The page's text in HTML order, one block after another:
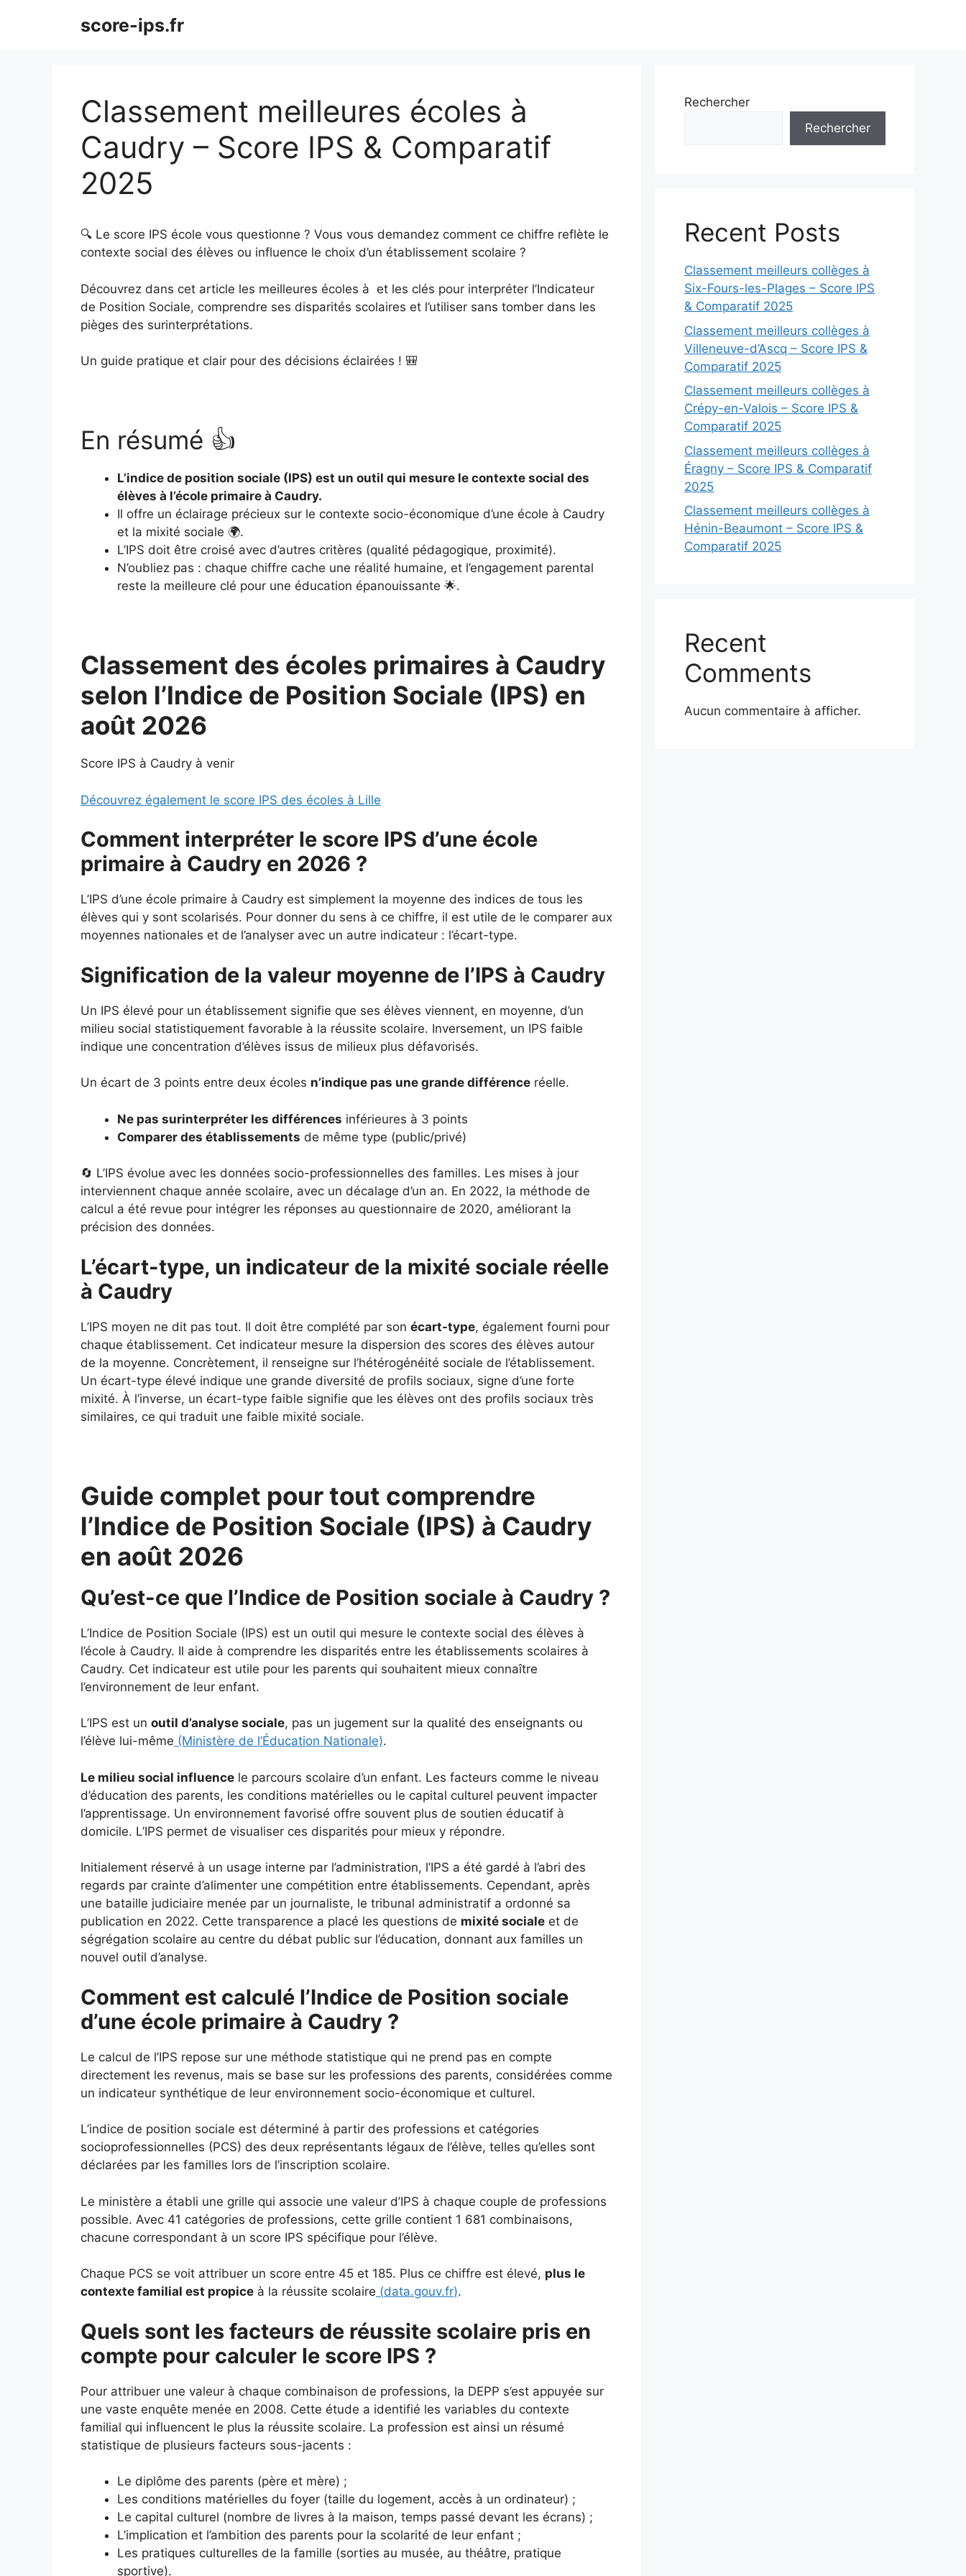
score-ips.fr
Classement meilleures écoles à
Caudry – Score IPS & Comparatif
2025
🔍 Le score IPS école vous questionne ? Vous vous demandez comment ce chiffre reflète le
contexte social des élèves ou influence le choix d’un établissement scolaire ?
Découvrez dans cet article les meilleures écoles à et les clés pour interpréter l’Indicateur
de Position Sociale, comprendre ses disparités scolaires et l’utiliser sans tomber dans les
pièges des surinterprétations.
Un guide pratique et clair pour des décisions éclairées ! 🎒
En résumé 👍
L’indice de position sociale (IPS) est un outil qui mesure le contexte social des
élèves à l’école primaire à Caudry.
Il offre un éclairage précieux sur le contexte socio-économique d’une école à Caudry
et la mixité sociale 🌍.
L’IPS doit être croisé avec d’autres critères (qualité pédagogique, proximité).
N’oubliez pas : chaque chiffre cache une réalité humaine, et l’engagement parental
reste la meilleure clé pour une éducation épanouissante 🌟.
Classement des écoles primaires à Caudry
selon l’Indice de Position Sociale (IPS) en
août 2026
Score IPS à Caudry à venir
Découvrez également le score IPS des écoles à Lille
Comment interpréter le score IPS d’une école
primaire à Caudry en 2026 ?
L’IPS d’une école primaire à Caudry est simplement la moyenne des indices de tous les
élèves qui y sont scolarisés. Pour donner du sens à ce chiffre, il est utile de le comparer aux
moyennes nationales et de l’analyser avec un autre indicateur : l’écart-type.
Signification de la valeur moyenne de l’IPS à Caudry
Un IPS élevé pour un établissement signifie que ses élèves viennent, en moyenne, d’un
milieu social statistiquement favorable à la réussite scolaire. Inversement, un IPS faible
indique une concentration d’élèves issus de milieux plus défavorisés.
Un écart de 3 points entre deux écoles n’indique pas une grande différence réelle.
Ne pas surinterpréter les différences inférieures à 3 points
Comparer des établissements de même type (public/privé)
🔄 L’IPS évolue avec les données socio-professionnelles des familles. Les mises à jour
interviennent chaque année scolaire, avec un décalage d’un an. En 2022, la méthode de
calcul a été revue pour intégrer les réponses au questionnaire de 2020, améliorant la
précision des données.
L’écart-type, un indicateur de la mixité sociale réelle
à Caudry
L’IPS moyen ne dit pas tout. Il doit être complété par son écart-type, également fourni pour
chaque établissement. Cet indicateur mesure la dispersion des scores des élèves autour
de la moyenne. Concrètement, il renseigne sur l’hétérogénéité sociale de l’établissement.
Un écart-type élevé indique une grande diversité de profils sociaux, signe d’une forte
mixité. À l’inverse, un écart-type faible signifie que les élèves ont des profils sociaux très
similaires, ce qui traduit une faible mixité sociale.
Guide complet pour tout comprendre
l’Indice de Position Sociale (IPS) à Caudry
en août 2026
Qu’est-ce que l’Indice de Position sociale à Caudry ?
L’Indice de Position Sociale (IPS) est un outil qui mesure le contexte social des élèves à
l’école à Caudry. Il aide à comprendre les disparités entre les établissements scolaires à
Caudry. Cet indicateur est utile pour les parents qui souhaitent mieux connaître
l’environnement de leur enfant.
L’IPS est un outil d’analyse sociale, pas un jugement sur la qualité des enseignants ou
l’élève lui-même (Ministère de l’Éducation Nationale).
Le milieu social influence le parcours scolaire d’un enfant. Les facteurs comme le niveau
d’éducation des parents, les conditions matérielles ou le capital culturel peuvent impacter
l’apprentissage. Un environnement favorisé offre souvent plus de soutien éducatif à
domicile. L’IPS permet de visualiser ces disparités pour mieux y répondre.
Initialement réservé à un usage interne par l’administration, l’IPS a été gardé à l’abri des
regards par crainte d’alimenter une compétition entre établissements. Cependant, après
une bataille judiciaire menée par un journaliste, le tribunal administratif a ordonné sa
publication en 2022. Cette transparence a placé les questions de mixité sociale et de
ségrégation scolaire au centre du débat public sur l’éducation, donnant aux familles un
nouvel outil d’analyse.
Comment est calculé l’Indice de Position sociale
d’une école primaire à Caudry ?
Le calcul de l’IPS repose sur une méthode statistique qui ne prend pas en compte
directement les revenus, mais se base sur les professions des parents, considérées comme
un indicateur synthétique de leur environnement socio-économique et culturel.
L’indice de position sociale est déterminé à partir des professions et catégories
socioprofessionnelles (PCS) des deux représentants légaux de l’élève, telles qu’elles sont
déclarées par les familles lors de l’inscription scolaire.
Le ministère a établi une grille qui associe une valeur d’IPS à chaque couple de professions
possible. Avec 41 catégories de professions, cette grille contient 1 681 combinaisons,
chacune correspondant à un score IPS spécifique pour l’élève.
Chaque PCS se voit attribuer un score entre 45 et 185. Plus ce chiffre est élevé, plus le
contexte familial est propice à la réussite scolaire (data.gouv.fr).
Quels sont les facteurs de réussite scolaire pris en
compte pour calculer le score IPS ?
Pour attribuer une valeur à chaque combinaison de professions, la DEPP s’est appuyée sur
une vaste enquête menée en 2008. Cette étude a identifié les variables du contexte
familial qui influencent le plus la réussite scolaire. La profession est ainsi un résumé
statistique de plusieurs facteurs sous-jacents :
Le diplôme des parents (père et mère) ;
Les conditions matérielles du foyer (taille du logement, accès à un ordinateur) ;
Le capital culturel (nombre de livres à la maison, temps passé devant les écrans) ;
L’implication et l’ambition des parents pour la scolarité de leur enfant ;
Les pratiques culturelles de la famille (sorties au musée, au théâtre, pratique
sportive).
Rechercher
Rechercher
Recent Posts
Classement meilleurs collèges à
Six-Fours-les-Plages – Score IPS
& Comparatif 2025
Classement meilleurs collèges à
Villeneuve-d’Ascq – Score IPS &
Comparatif 2025
Classement meilleurs collèges à
Crépy-en-Valois – Score IPS &
Comparatif 2025
Classement meilleurs collèges à
Éragny – Score IPS & Comparatif
2025
Classement meilleurs collèges à
Hénin-Beaumont – Score IPS &
Comparatif 2025
Recent
Comments
Aucun commentaire à afficher.